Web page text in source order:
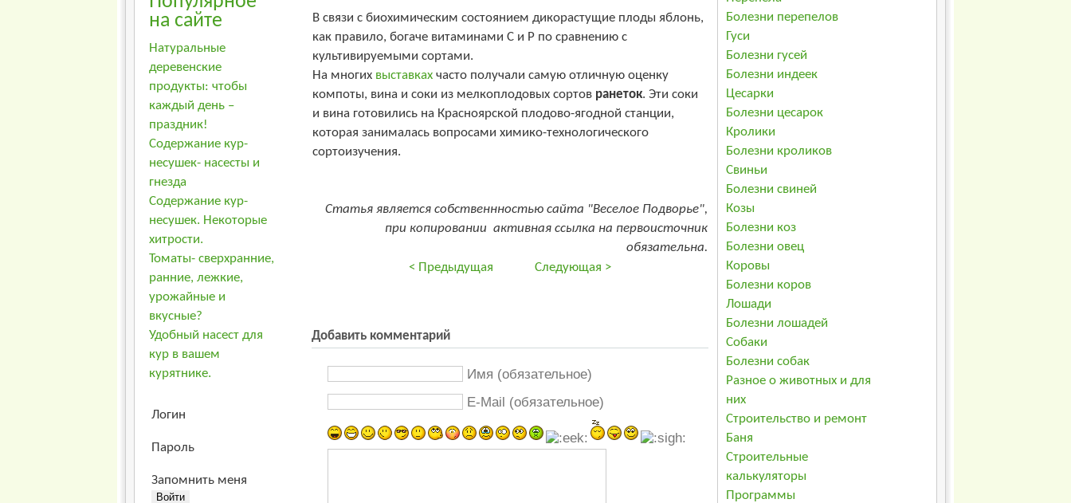
на сайте
Натуральные
деревенские
продукты: чтобы
каждый день –
праздник!
Содержание кур-
несушек- насесты и
гнезда
Содержание кур-
несушек. Некоторые
хитрости.
Томаты- сверхранние,
ранние, лежкие,
урожайные и
вкусные?
Удобный насест для
кур в вашем
курятнике.
Логин
Пароль
Запомнить меня
В связи с биохимическим состоянием дикорастущие плоды яблонь,
как правило, богаче витаминами С и Р по сравнению с
культивируемыми сортами.
На многих выставках часто получали самую отличную оценку
компоты, вина и соки из мелкоплодовых сортов ранеток. Эти соки
и вина готовились на Красноярской плодово-ягодной станции,
которая занималась вопросами химико-технологического
сортоизучения.
Статья является собственнностью сайта "Веселое Подворье",
при копировании активная ссылка на первоисточник
обязательна.
< Предыдущая
Следующая >
Добавить комментарий
Имя (обязательное)
E-Mail (обязательное)
Болезни перепелов
Гуси
Болезни гусей
Болезни индеек
Цесарки
Болезни цесарок
Кролики
Болезни кроликов
Свиньи
Болезни свиней
Козы
Болезни коз
Болезни овец
Коровы
Болезни коров
Лошади
Болезни лошадей
Собаки
Болезни собак
Разное о животных и для
них
Строительство и ремонт
Баня
Строительные
калькуляторы
Программы